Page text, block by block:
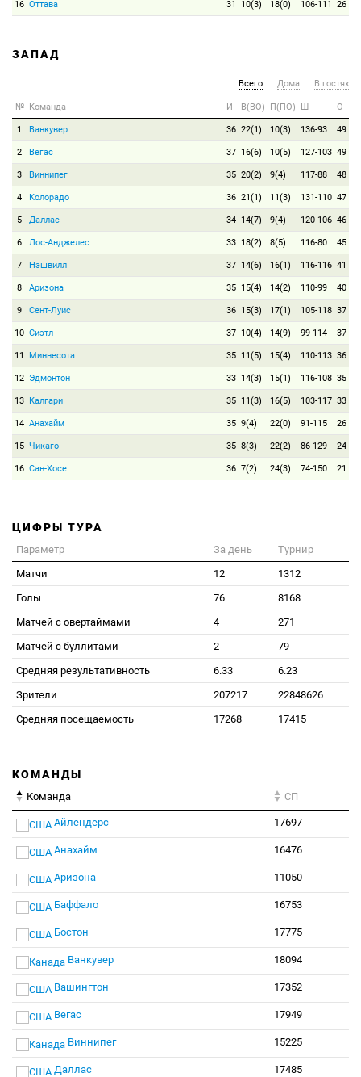
16 Оттава 31 10(3) 18(0) 106-111 26
ЗАПАД
Всего Дома В гостях
№ Команда И В(ВО) П(ПО) Ш О
1 Ванкувер 36 22(1) 10(3) 136-93 49
2 Вегас 37 16(6) 10(5) 127-103 49
3 Виннипег 35 20(2) 9(4) 117-88 48
4 Колорадо 36 21(1) 11(3) 131-110 47
5 Даллас 34 14(7) 9(4) 120-106 46
6 Лос-Анджелес 33 18(2) 8(5) 116-80 45
7 Нэшвилл 37 14(6) 16(1) 116-116 41
8 Аризона 35 15(4) 14(2) 110-99 40
9 Сент-Луис 36 15(3) 17(1) 105-118 37
10 Сиэтл 37 10(4) 14(9) 99-114 37
11 Миннесота 35 11(5) 15(4) 110-113 36
12 Эдмонтон 33 14(3) 15(1) 116-108 35
13 Калгари 35 11(3) 16(5) 103-117 33
14 Анахайм 35 9(4) 22(0) 91-115 26
15 Чикаго 35 8(3) 22(2) 86-129 24
16 Сан-Хосе 36 7(2) 24(3) 74-150 21
ЦИФРЫ ТУРА
Параметр За день
Турнир
Матчи
12
1312
Голы
76
8168
Матчей с овертаймами
4
271
Матчей с буллитами
2
79
Средняя результативность
6.33
6.23
Зрители
207217
22848626
Средняя посещаемость
17268 17415
КОМАНДЫ
Команда СП
Айлендерс 17697
Анахайм 16476
Аризона 11050
Баффало 16753
Бостон 17775
Ванкувер 18094
Вашингтон 17352
Вегас 17949
Виннипег 15225
Даллас 17485